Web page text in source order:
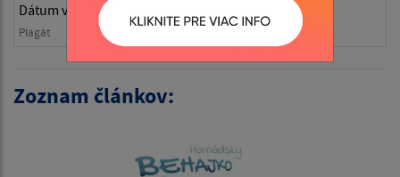
Dátum vyvesenia:
Plagát
Zoznam článkov: